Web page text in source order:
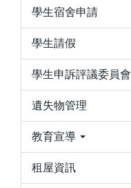
學生宿舍申請
學生請假
學生申訴評議委員會
遺失物管理
教育宣導
租屋資訊